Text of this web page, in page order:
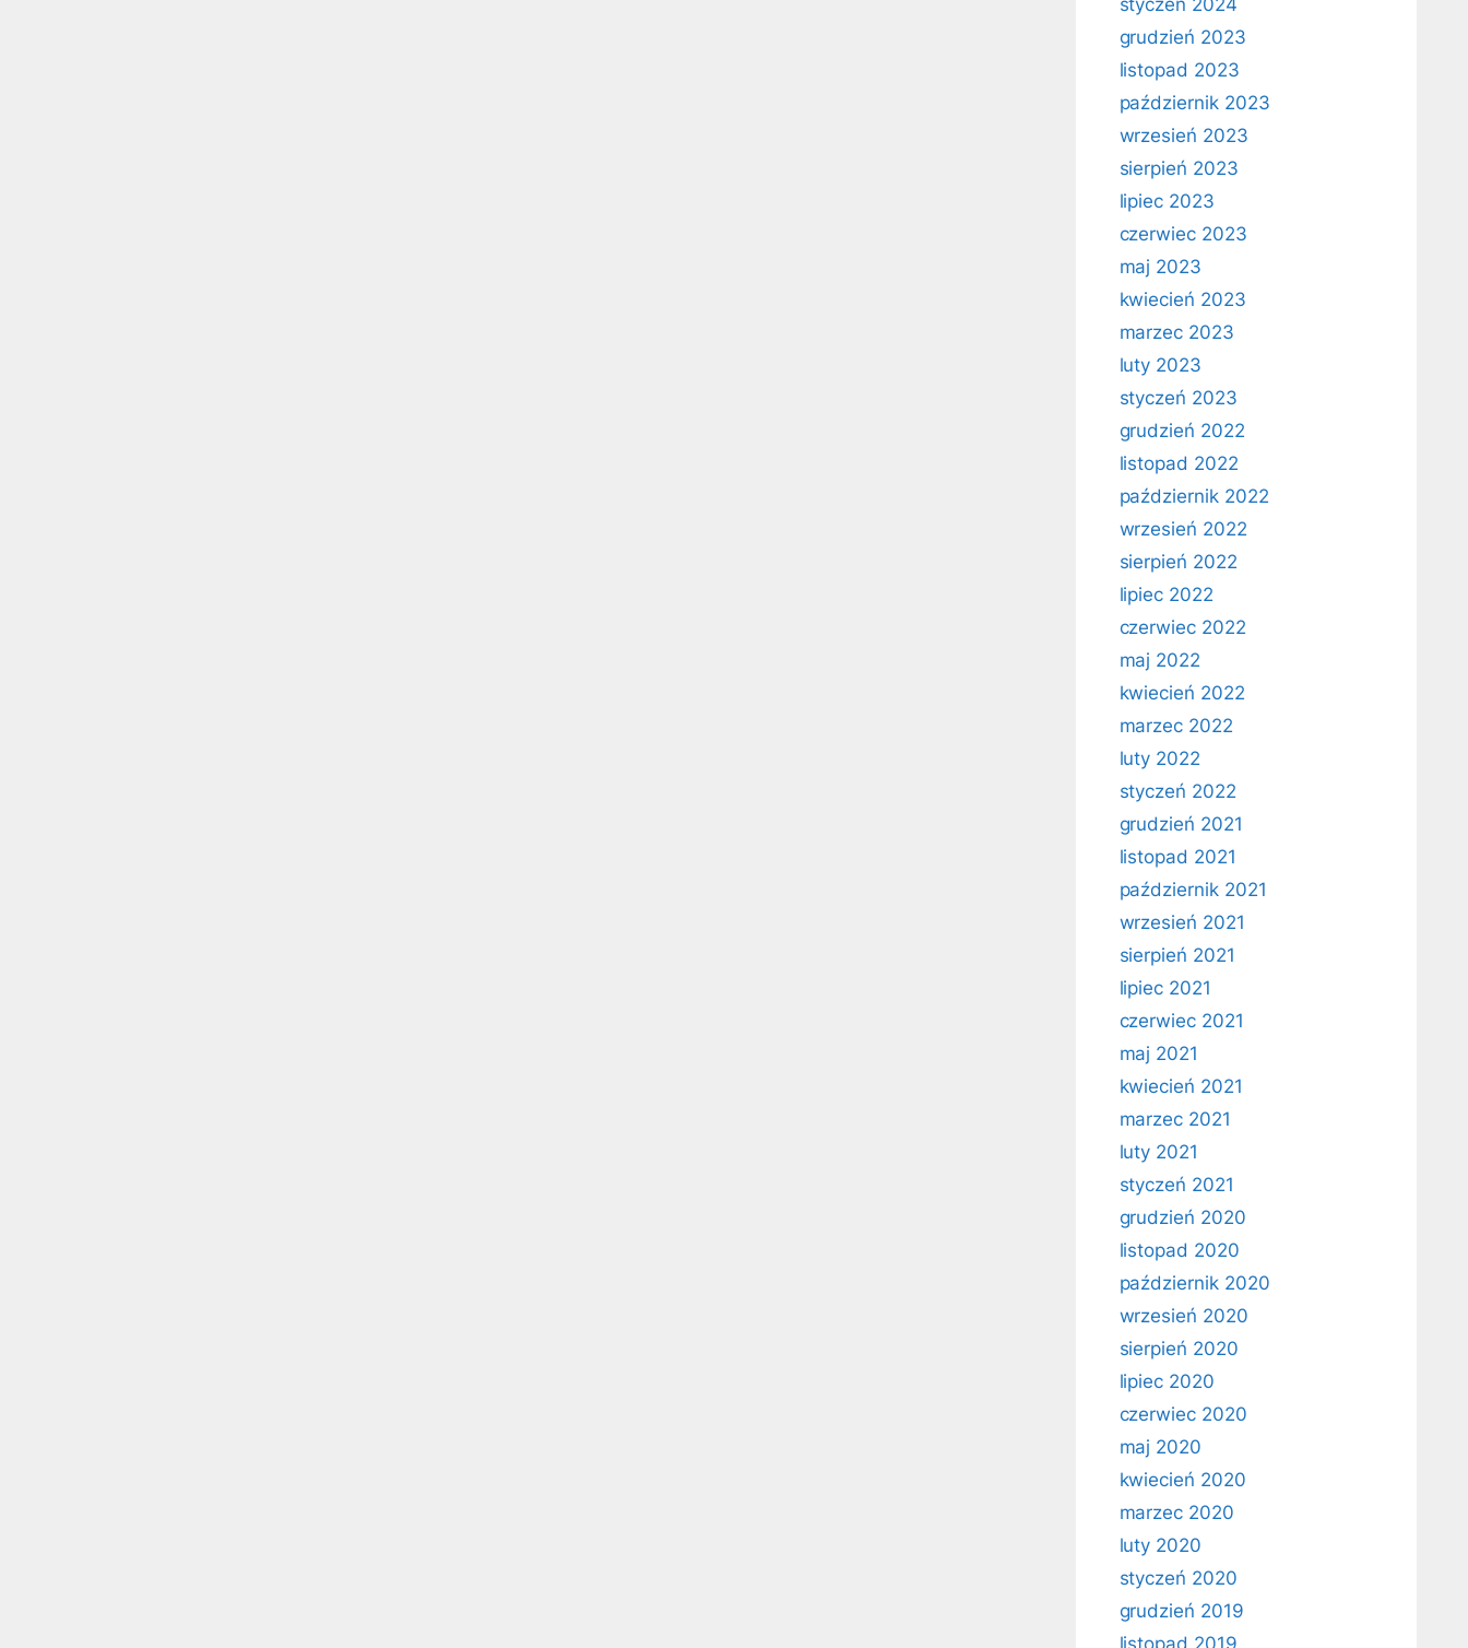
styczeń 2024
grudzień 2023
listopad 2023
październik 2023
wrzesień 2023
sierpień 2023
lipiec 2023
czerwiec 2023
maj 2023
kwiecień 2023
marzec 2023
luty 2023
styczeń 2023
grudzień 2022
listopad 2022
październik 2022
wrzesień 2022
sierpień 2022
lipiec 2022
czerwiec 2022
maj 2022
kwiecień 2022
marzec 2022
luty 2022
styczeń 2022
grudzień 2021
listopad 2021
październik 2021
wrzesień 2021
sierpień 2021
lipiec 2021
czerwiec 2021
maj 2021
kwiecień 2021
marzec 2021
luty 2021
styczeń 2021
grudzień 2020
listopad 2020
październik 2020
wrzesień 2020
sierpień 2020
lipiec 2020
czerwiec 2020
maj 2020
kwiecień 2020
marzec 2020
luty 2020
styczeń 2020
grudzień 2019
listopad 2019